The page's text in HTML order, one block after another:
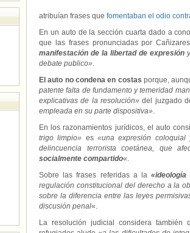
atribuían frases que fomentaban el odio
En un auto de la sección cuarta dado a
que las frases pronunciadas por
manifestación de la libertad de expresióny
debate publico».
El auto no condena en costas porque,
patente falta de fundamento y temeridad
explicativas de la resolución» del juzgado
empleada en su parte dispositiva».
En los razonamientos jurídicos, el auto
trigo limpio» es«una expresión coloquial
delincuencia terrorista coetánea, que
socialmente compartido«.
Sobre las frases referidas a la«ideología
regulación constitucional del derecho a la
sobre la diferencia entre las leyes
discusión penal«.
La resolución judicial considera también